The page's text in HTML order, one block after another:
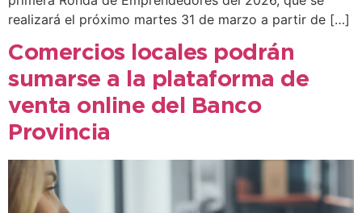
realizará el próximo martes 31 de marzo a partir de […]
Comercios locales podrán
sumarse a la plataforma de
venta online del Banco
Provincia